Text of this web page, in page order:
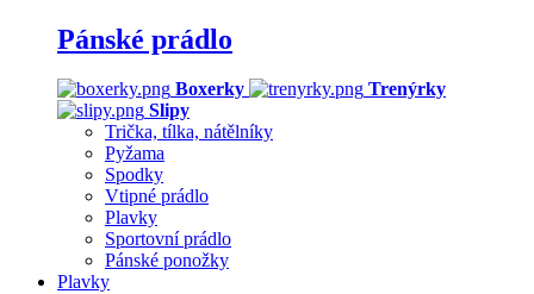
Pánské prádlo
Boxerky
Trenýrky
Slipy
Trička, tílka, nátělníky
Pyžama
Spodky
Vtipné prádlo
Plavky
Sportovní prádlo
Pánské ponožky
Plavky